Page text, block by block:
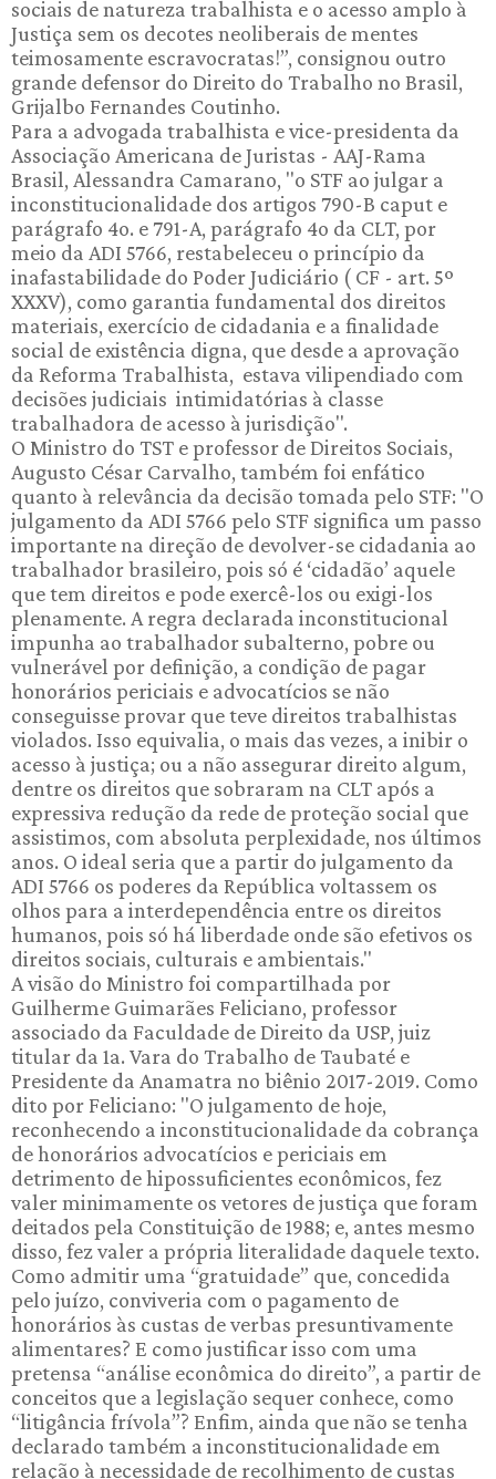
sociais de natureza trabalhista e o acesso amplo à
Justiça sem os decotes neoliberais de mentes
teimosamente escravocratas!”, consignou outro
grande defensor do Direito do Trabalho no Brasil,
Grijalbo Fernandes Coutinho.
Para a advogada trabalhista e vice-presidenta da
Associação Americana de Juristas - AAJ-Rama
Brasil, Alessandra Camarano, "o STF ao julgar a
inconstitucionalidade dos artigos 790-B caput e
parágrafo 4o. e 791-A, parágrafo 4o da CLT, por
meio da ADI 5766, restabeleceu o princípio da
inafastabilidade do Poder Judiciário ( CF - art. 5º
XXXV), como garantia fundamental dos direitos
materiais, exercício de cidadania e a finalidade
social de existência digna, que desde a aprovação
da Reforma Trabalhista, estava vilipendiado com
decisões judiciais intimidatórias à classe
trabalhadora de acesso à jurisdição".
O Ministro do TST e professor de Direitos Sociais,
Augusto César Carvalho, também foi enfático
quanto à relevância da decisão tomada pelo STF: "O
julgamento da ADI 5766 pelo STF significa um passo
importante na direção de devolver-se cidadania ao
trabalhador brasileiro, pois só é ‘cidadão’ aquele
que tem direitos e pode exercê-los ou exigi-los
plenamente. A regra declarada inconstitucional
impunha ao trabalhador subalterno, pobre ou
vulnerável por definição, a condição de pagar
honorários periciais e advocatícios se não
conseguisse provar que teve direitos trabalhistas
violados. Isso equivalia, o mais das vezes, a inibir o
acesso à justiça; ou a não assegurar direito algum,
dentre os direitos que sobraram na CLT após a
expressiva redução da rede de proteção social que
assistimos, com absoluta perplexidade, nos últimos
anos. O ideal seria que a partir do julgamento da
ADI 5766 os poderes da República voltassem os
olhos para a interdependência entre os direitos
humanos, pois só há liberdade onde são efetivos os
direitos sociais, culturais e ambientais."
A visão do Ministro foi compartilhada por
Guilherme Guimarães Feliciano, professor
associado da Faculdade de Direito da USP, juiz
titular da 1a. Vara do Trabalho de Taubaté e
Presidente da Anamatra no biênio 2017-2019. Como
dito por Feliciano: "O julgamento de hoje,
reconhecendo a inconstitucionalidade da cobrança
de honorários advocatícios e periciais em
detrimento de hipossuficientes econômicos, fez
valer minimamente os vetores de justiça que foram
deitados pela Constituição de 1988; e, antes mesmo
disso, fez valer a própria literalidade daquele texto.
Como admitir uma “gratuidade” que, concedida
pelo juízo, conviveria com o pagamento de
honorários às custas de verbas presuntivamente
alimentares? E como justificar isso com uma
pretensa “análise econômica do direito”, a partir de
conceitos que a legislação sequer conhece, como
“litigância frívola”? Enfim, ainda que não se tenha
declarado também a inconstitucionalidade em
relação à necessidade de recolhimento de custas